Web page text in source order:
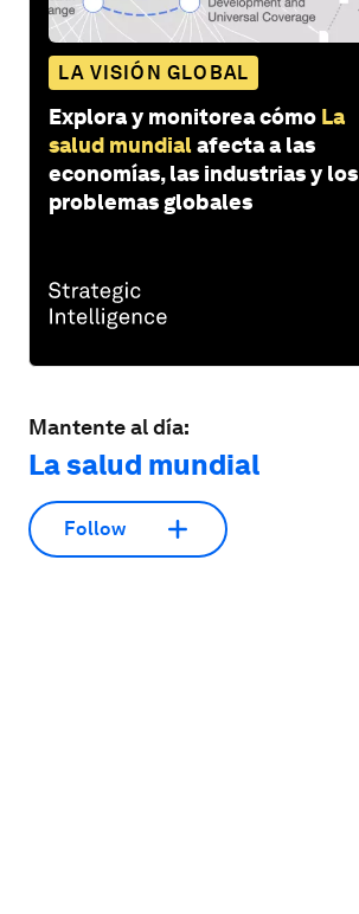
LA VISIÓN GLOBAL
Explora y monitorea cómo La
salud mundialafecta a las
economías, las industrias y los
problemas globales
Mantente al día:
La salud mundial
Follow